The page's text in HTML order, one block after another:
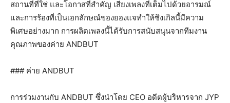
สถานที่ที่ใช่ และโอกาสที่สำคัญ เสียงเพลงที่เต็มไปด้วยอารมณ์
และการร้องที่เป็นเอกลักษณ์ของยองแจทำให้ซิงเกิลนี้มีความ
พิเศษอย่างมาก การผลิตเพลงนี้ได้รับการสนับสนุนจากทีมงาน
คุณภาพของค่าย ANDBUT
### ค่าย ANDBUT
การร่วมงานกับ ANDBUT ซึ่งนำโดย CEO อดีตผู้บริหารจาก JYP